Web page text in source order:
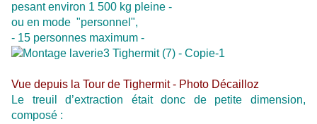
pesant environ 1 500 kg pleine -
ou en mode "personnel",
- 15 personnes maximum -
Vue depuis la Tour de Tighermit - Photo Décailloz
Le treuil d’extraction était donc de petite dimension,
composé :